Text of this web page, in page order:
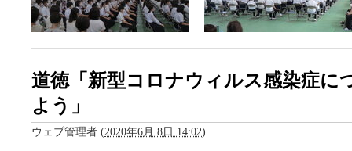
道徳「新型コロナウィルス感染症に
よう」
ウェブ管理者 (2020年6月 8日 14:02)